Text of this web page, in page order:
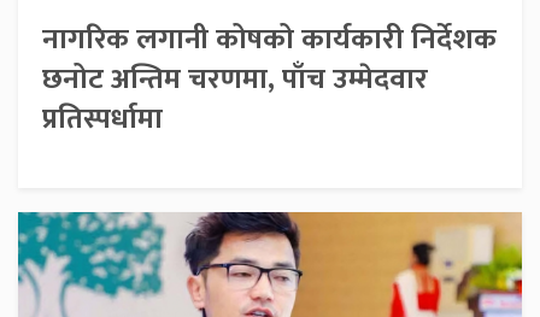
नागरिक लगानी कोषको कार्यकारी निर्देशक
छनोट अन्तिम चरणमा, पाँच उम्मेदवार
प्रतिस्पर्धामा